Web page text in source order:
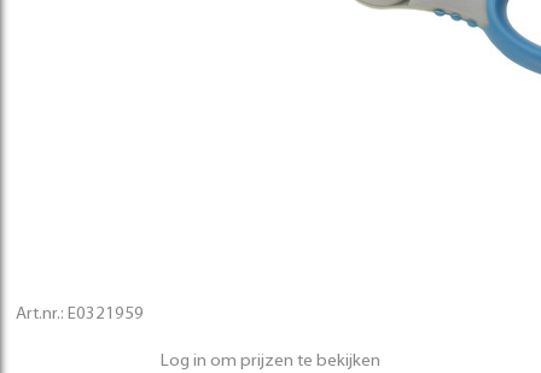
Art.nr.: E0321959
Log in om prijzen te bekijken